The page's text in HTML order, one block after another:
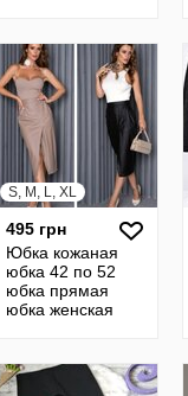
S, M, L, XL
495 грн
Юбка кожаная
юбка 42 по 52
юбка прямая
юбка женская